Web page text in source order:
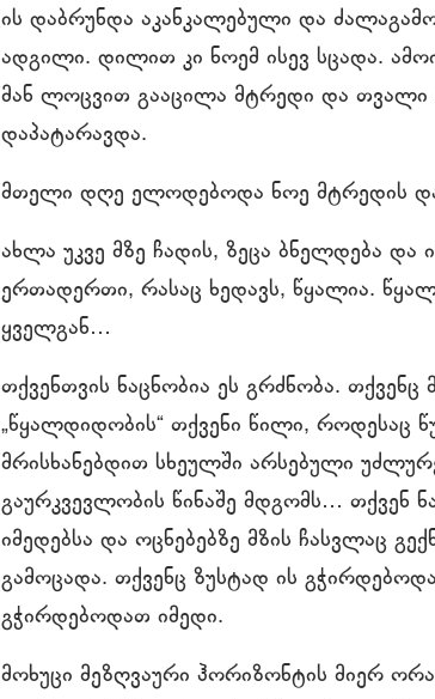
ის დაბრუნდა აკანკალებული და
ადგილი. დილით კი ნოემ ისევ სცადა.
მან ლოცვით გააცილა მტრედი და თვალი
დაპატარავდა.
მთელი დღე ელოდებოდა ნოე მტრედის
ახლა უკვე მზე ჩადის, ზეცა ბნელდება
ერთადერთი, რასაც ხედავს, წყალია.
ყველგან…
თქვენთვის ნაცნობია ეს გრძნობა.
„წყალდიდობის“ თქვენი წილი, როდესაც
მრისხანებდით სხეულში არსებული
გაურკვევლობის წინაშე მდგომს… თქვენ
იმედებსა და ოცნებებზე მზის ჩასვლაც
გამოცადა. თქვენც ზუსტად ის
გჭირდებოდათ იმედი.
მოხუცი მეზღვაური ჰორიზონტის მიერ